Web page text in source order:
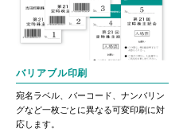
バリアブル印刷
宛名ラベル、バーコード、ナンバリン
グなど一枚ごとに異なる可変印刷に対
応します。